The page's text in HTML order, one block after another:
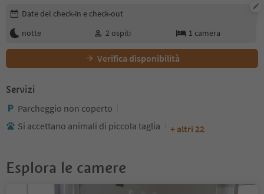
Modifica i dettagli della prenotazione
Date del check-in e check-out
notte
2 ospiti 1 camera
Verifica disponibilità
Servizi
Parcheggio non coperto
Si accettano animali di piccola taglia
+ altri 22
Esplora le camere